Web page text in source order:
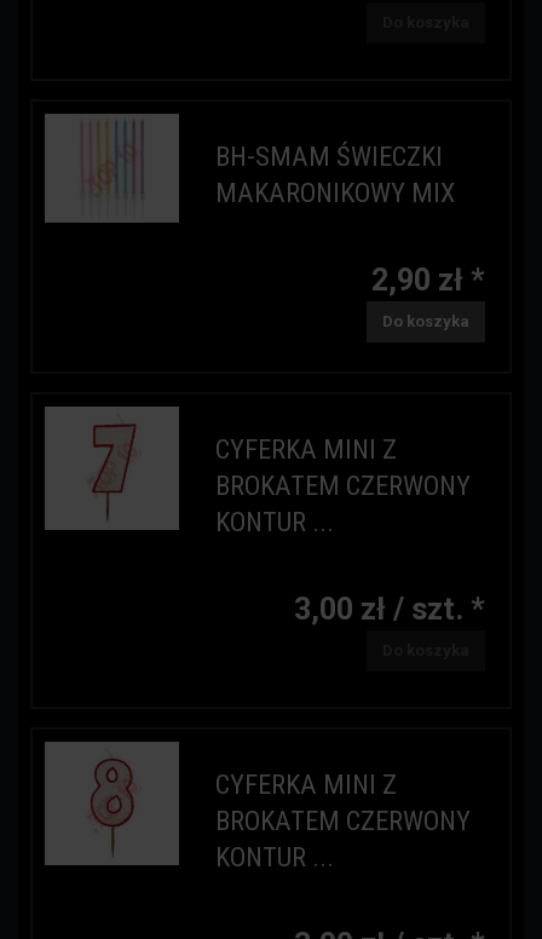
BH-SMAM ŚWIECZKI
MAKARONIKOWY MIX
2,90 zł *
Do koszyka
CYFERKA MINI Z
BROKATEM CZERWONY
KONTUR ...
3,00 zł / szt. *
CYFERKA MINI Z
BROKATEM CZERWONY
KONTUR ...